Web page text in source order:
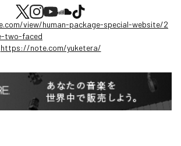
view/human-package-special-website/2
two-faced
https://note.com/yuketera/